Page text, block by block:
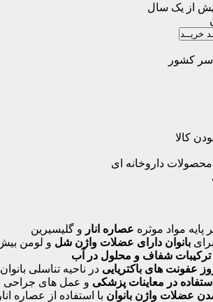
از یک سال
خریــد
کشور
کالا
داروخانه ای
مواد موثره عصاره انار و گلیسیرین
بانوان دارای عضلات واژن شل و لومن بیش
ترکیبات شفاف و محلول در آب
عفونت های باکتریایی در ناحیه تناسلی بانوان
استفاده در معاینات پزشکی و عمل های جراحی
عضلات واژن بانوان با استفاده از عصاره انار